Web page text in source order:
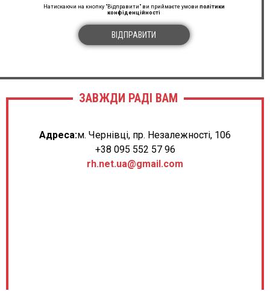
Натискаючи на кнопку "Відправити" ви приймаєте умови політики
конфіденційності
ВІДПРАВИТИ
ЗАВЖДИ РАДІ ВАМ
Адреса:м. Чернівці, пр. Незалежності, 106
+38 095 552 57 96
rh.net.ua@gmail.com